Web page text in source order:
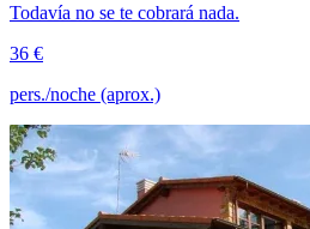
Todavía no se te cobrará nada.
36 €
pers./noche (aprox.)